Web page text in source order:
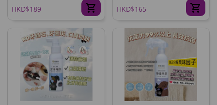
HKD$189 HKD$165